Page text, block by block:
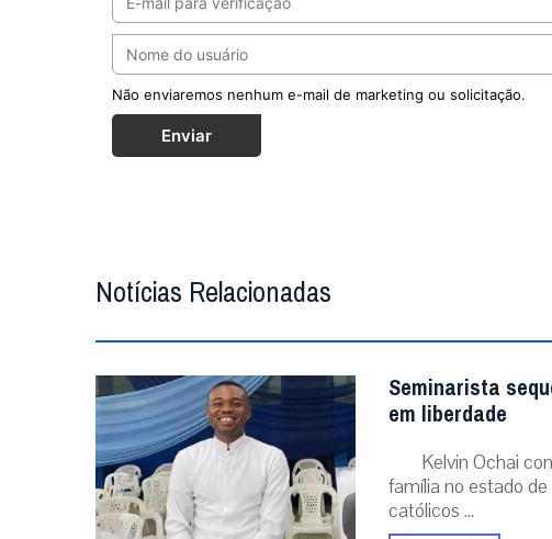
Não enviaremos nenhum e-mail de marketing ou solicitação.
Enviar
Notícias Relacionadas
Seminarista
em liberdade
Kelvin Ochai
família no estado
católicos ...